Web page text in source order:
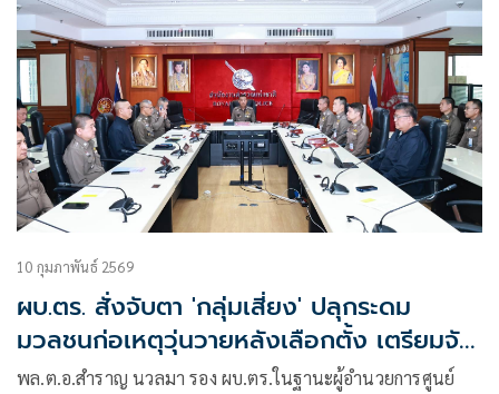
10 กุมภาพันธ์ 2569
ผบ.ตร. สั่งจับตา 'กลุ่มเสี่ยง' ปลุกระดม
มวลชนก่อเหตุวุ่นวายหลังเลือกตั้ง เตรียมจัด
กำลังชุด คฝ. รับมือ
พล.ต.อ.สำราญ นวลมา รอง ผบ.ตร.ในฐานะผู้อำนวยการศูนย์